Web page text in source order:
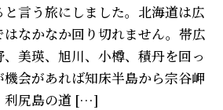
と言う旅にしました。北海道は広
はなかなか回り切れません。帯広
、美瑛、旭川、小樽、積丹を回っ
機会があれば知床半島から宗谷岬
利尻島の道 […]